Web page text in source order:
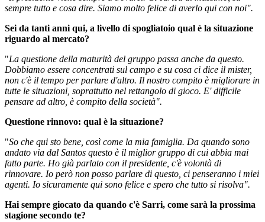
sempre tutto e cosa dire. Siamo molto felice di averlo qui con noi".
Sei da tanti anni qui, a livello di spogliatoio qual è la situazione
riguardo al mercato?
"La questione della maturità del gruppo passa anche da questo.
Dobbiamo essere concentrati sul campo e su cosa ci dice il mister,
non c'è il tempo per parlare d'altro. Il nostro compito è migliorare in
tutte le situazioni, soprattutto nel rettangolo di gioco. E' difficile
pensare ad altro, è compito della società".
Questione rinnovo: qual è la situazione?
"So che qui sto bene, così come la mia famiglia. Da quando sono
andato via dal Santos questo è il miglior gruppo di cui abbia mai
fatto parte. Ho già parlato con il presidente, c'è volontà di
rinnovare. Io però non posso parlare di questo, ci penseranno i miei
agenti. Io sicuramente qui sono felice e spero che tutto si risolva".
Hai sempre giocato da quando c'è Sarri, come sarà la prossima
stagione secondo te?